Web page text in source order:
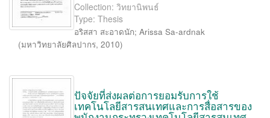
Collection: วิทยานิพนธ์
Type: Thesis
อริสสา สะอาดนัก; Arissa Sa-ardnak
(มหาวิทยาลัยศิลปากร, 2010)
ปัจจัยที่ส่งผลต่อการยอมรับการใช้
เทคโนโลยีสารสนเทศและการสื่อสารของ